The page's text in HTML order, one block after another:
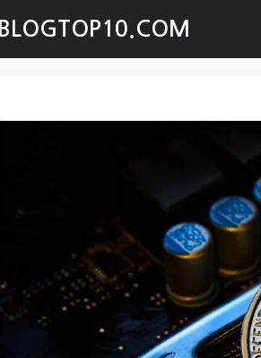
BLOGTOP10.COM